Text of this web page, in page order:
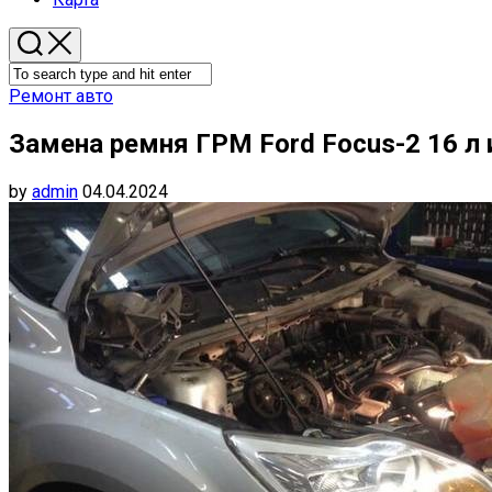
Ремонт авто
Замена ремня ГРМ Ford Focus-2 16 л
by admin 04.04.2024